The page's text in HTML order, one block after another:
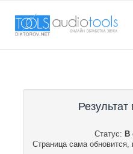
Результат
Статус: В
Страница сама обновится,